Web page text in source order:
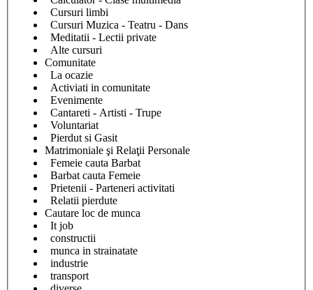
Cursuri limbi
Cursuri Muzica - Teatru - Dans
Meditatii - Lectii private
Alte cursuri
Comunitate
La ocazie
Activiati in comunitate
Evenimente
Cantareti - Artisti - Trupe
Voluntariat
Pierdut si Gasit
Matrimoniale şi Relaţii Personale
Femeie cauta Barbat
Barbat cauta Femeie
Prietenii - Parteneri activitati
Relatii pierdute
Cautare loc de munca
It job
constructii
munca in strainatate
industrie
transport